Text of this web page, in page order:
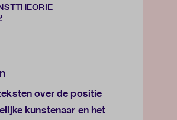
over de positie
kunstenaar en het